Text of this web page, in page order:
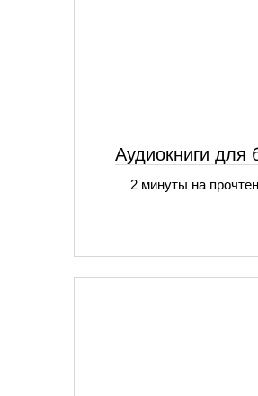
Аудиокниги для
2 минуты на